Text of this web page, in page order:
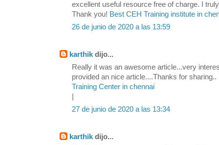
excellent useful resource free of charge. I
Thank you! Best CEH Training institute in
26 de junio de 2020 a las 13:59
karthik dijo...
Really it was an awesome article...very
provided an nice article....Thanks for sharing..
Training Center in chennai
27 de junio de 2020 a las 13:34
karthik dijo...